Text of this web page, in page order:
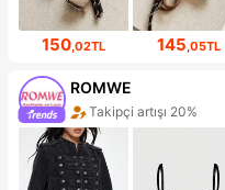
150,02TL 145,05TL
ROMWE
Takipçi artışı 20%